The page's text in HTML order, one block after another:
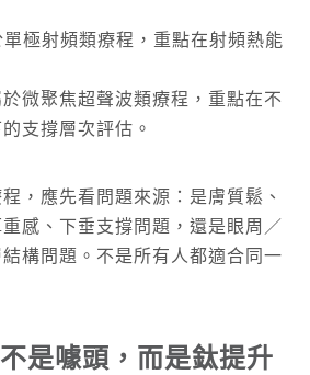
單極射頻類療程，重點在射頻熱能
微聚焦超聲波類療程，重點在不
支撐層次評估。
，應先看問題來源：是膚質鬆、
感、下垂支撐問題，還是眼周／
構問題。不是所有人都適合同一
是噱頭，而是鈦提升